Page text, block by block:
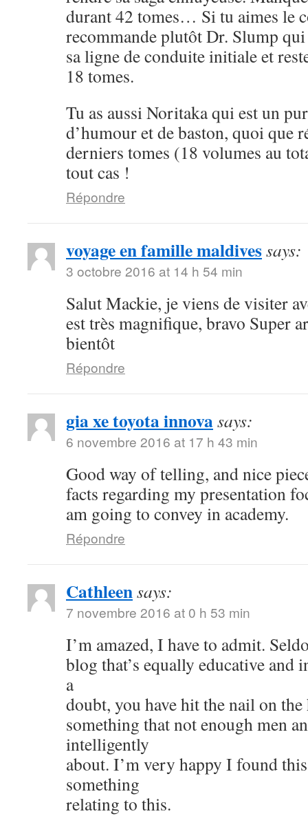
durant 42 tomes… Si tu aimes le
recommande plutôt Dr. Slump qui
sa ligne de conduite initiale et
18 tomes.
Tu as aussi Noritaka qui est un
d’humour et de baston, quoi que
derniers tomes (18 volumes au
tout cas !
Répondre
voyage en famille maldivessays:
3 octobre 2016 at 14 h 54 min
Salut Mackie, je viens de visiter
est très magnifique, bravo Super
bientôt
Répondre
gia xe toyota innovasays:
6 novembre 2016 at 17 h 43 min
Good way of telling, and nice
facts regarding my presentation
am going to convey in academy.
Répondre
Cathleensays:
7 novembre 2016 at 0 h 53 min
I’m amazed, I have to admit.
blog that’s equally educative and
a
doubt, you have hit the nail on the
something that not enough men
intelligently
about. I’m very happy I found
something
relating to this.